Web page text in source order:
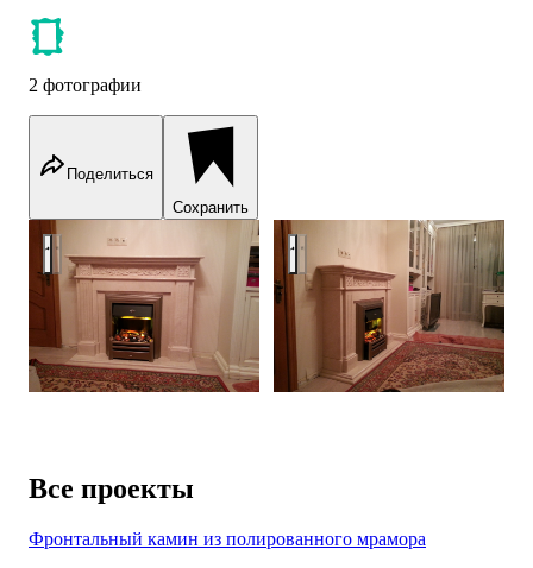
2 фотографии
Поделиться
Сохранить
Каминный портал с электроочагомКаминный портал с
Все проекты
Фронтальный камин из полированного мрамора